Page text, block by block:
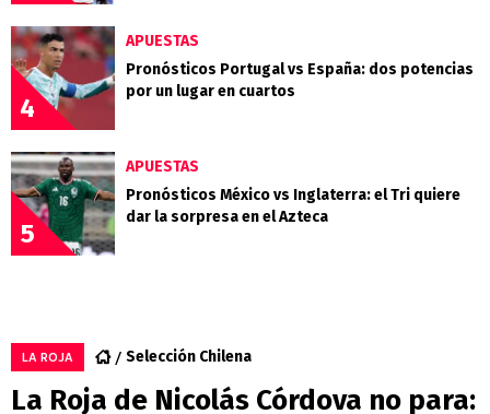
4
APUESTAS
Pronósticos Portugal vs España: dos potencias
por un lugar en cuartos
5
APUESTAS
Pronósticos México vs Inglaterra: el Tri quiere
dar la sorpresa en el Azteca
LA ROJA Selección Chilena
La Roja de Nicolás Córdova no para: